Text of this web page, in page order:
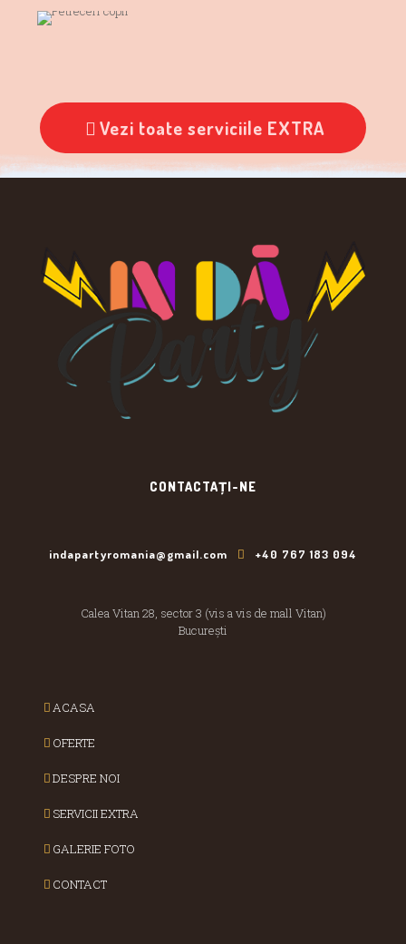
Vezi toate serviciile EXTRA
CONTACTAȚI-NE
indapartyromania@gmail.com +40 767 183 094
Calea Vitan 28, sector 3 (vis a vis de mall Vitan)
București
ACASA
OFERTE
DESPRE NOI
SERVICII EXTRA
GALERIE FOTO
CONTACT